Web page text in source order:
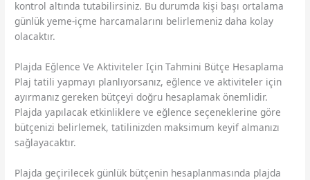
kontrol altında tutabilirsiniz. Bu durumda kişi başı ortalama
günlük yeme-içme harcamalarını belirlemeniz daha kolay
olacaktır.
Plajda Eğlence Ve Aktiviteler Için Tahmini Bütçe Hesaplama
Plaj tatili yapmayı planlıyorsanız, eğlence ve aktiviteler için
ayırmanız gereken bütçeyi doğru hesaplamak önemlidir.
Plajda yapılacak etkinliklere ve eğlence seçeneklerine göre
bütçenizi belirlemek, tatilinizden maksimum keyif almanızı
sağlayacaktır.
Plajda geçirilecek günlük bütçenin hesaplanmasında plajda